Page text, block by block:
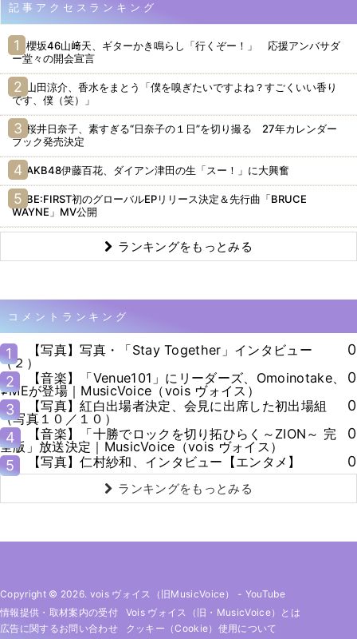
記事アクセスランキング
櫻坂46山﨑天、ギターかき鳴らし「行くぞー！」 応援アンバサダ
ー堂々の開会宣言
山田涼介、香水をまとう「僕を嗅ぎたいですよね？すごくいい香り
です、僕（笑）」
桜井日奈子、素すぎる“日奈子の１日”を切り撮る 27年カレンダー
ブック発売決定
AKB48伊藤百花、ダイアン津田の生「スー！」に大興奮
BE:FIRST初のグローバルEPリリース決定＆先行曲「BRUCE
WAYNE」MV公開
ランキングをもっとみる
コメントランキング
1
【写真】写真・「Stay Together」インタビュー
（２）
0
2
【音楽】「Venue101」にリーダーズ、Omoinotake、
≠MEが登場｜MusicVoice（vois ヴォイス）
0
3
【写真】紅白出場者決定、会見に出席した初出場組
（写真１０／１０）
0
4
【音楽】「十勝でロックを切り拓ひらく～ZION～ 完
全版」放送決定｜MusicVoice（vois ヴォイス）
0
5
【写真】仁村紗和、インタビュー【エンタメ】 0
ランキングをもっとみる
Copyright © 2026. vois ヴォイス（旧MusicVoice） - YouTube
情報提供・取材案内の受付
Vois ヴォイス（旧・MusicVoice）とは
広告に関するお問い合わせ
クッキー（cookie）使用について